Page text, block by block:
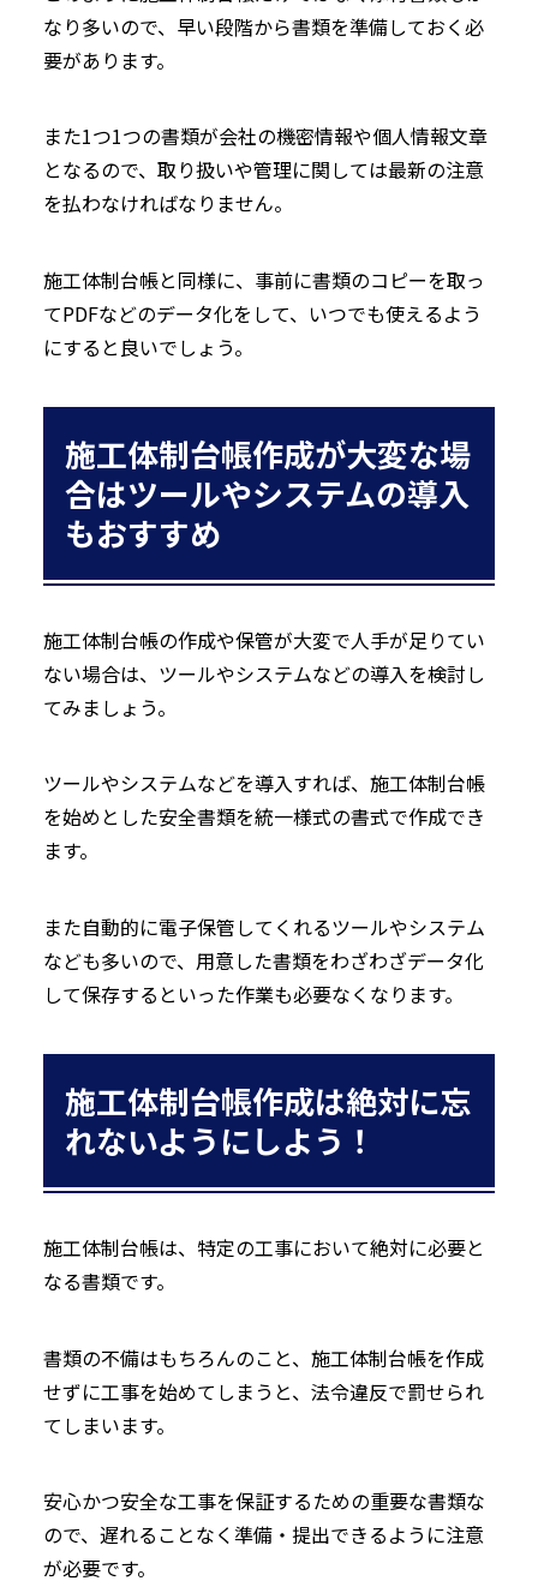
なり多いので、早い段階から書類を準備しておく必
要があります。
また1つ1つの書類が会社の機密情報や個人情報文章
となるので、取り扱いや管理に関しては最新の注意
を払わなければなりません。
施工体制台帳と同様に、事前に書類のコピーを取っ
てPDFなどのデータ化をして、いつでも使えるよう
にすると良いでしょう。
施工体制台帳作成が大変な場
合はツールやシステムの導入
もおすすめ
施工体制台帳の作成や保管が大変で人手が足りてい
ない場合は、ツールやシステムなどの導入を検討し
てみましょう。
ツールやシステムなどを導入すれば、施工体制台帳
を始めとした安全書類を統一様式の書式で作成でき
ます。
また自動的に電子保管してくれるツールやシステム
なども多いので、用意した書類をわざわざデータ化
して保存するといった作業も必要なくなります。
施工体制台帳作成は絶対に忘
れないようにしよう！
施工体制台帳は、特定の工事において絶対に必要と
なる書類です。
書類の不備はもちろんのこと、施工体制台帳を作成
せずに工事を始めてしまうと、法令違反で罰せられ
てしまいます。
安心かつ安全な工事を保証するための重要な書類な
ので、遅れることなく準備・提出できるように注意
が必要です。